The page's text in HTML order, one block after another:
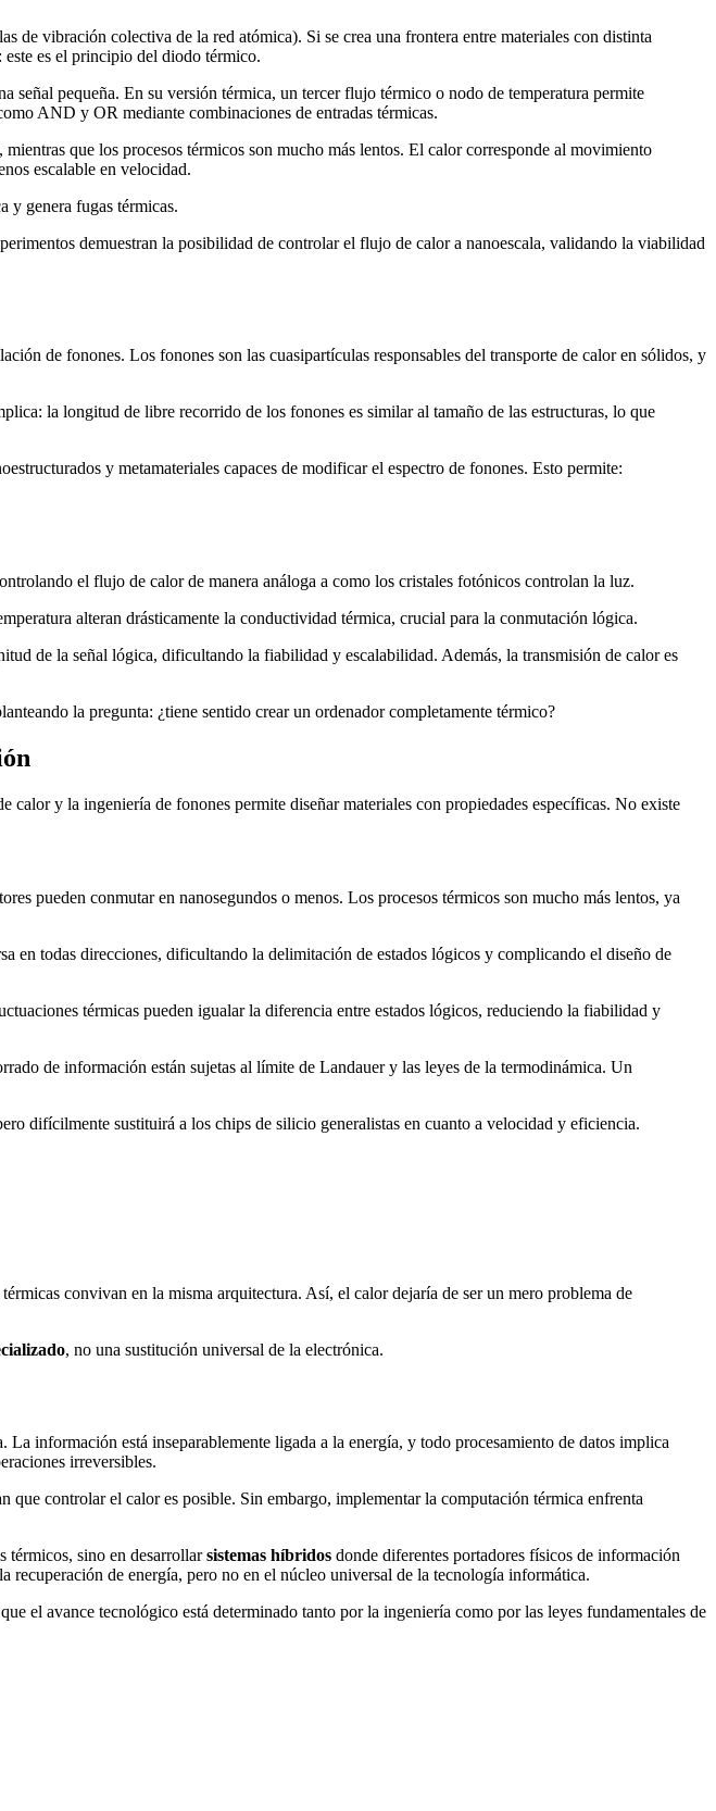
de vibración colectiva de la red atómica). Si se crea una frontera entre materiales con distinta
es el principio del diodo térmico.
señal pequeña. En su versión térmica, un tercer flujo térmico o nodo de temperatura permite
AND y OR mediante combinaciones de entradas térmicas.
que los procesos térmicos son mucho más lentos. El calor corresponde al movimiento
escalable en velocidad.
y genera fugas térmicas.
demuestran la posibilidad de controlar el flujo de calor a nanoescala, validando la viabilidad
de fonones. Los fonones son las cuasipartículas responsables del transporte de calor en sólidos, y
la longitud de libre recorrido de los fonones es similar al tamaño de las estructuras, lo que
y metamateriales capaces de modificar el espectro de fonones. Esto permite:
el flujo de calor de manera análoga a como los cristales fotónicos controlan la luz.
alteran drásticamente la conductividad térmica, crucial para la conmutación lógica.
de la señal lógica, dificultando la fiabilidad y escalabilidad. Además, la transmisión de calor es
la pregunta: ¿tiene sentido crear un ordenador completamente térmico?
calor y la ingeniería de fonones permite diseñar materiales con propiedades específicas. No existe
pueden conmutar en nanosegundos o menos. Los procesos térmicos son mucho más lentos, ya
en todas direcciones, dificultando la delimitación de estados lógicos y complicando el diseño de
térmicas pueden igualar la diferencia entre estados lógicos, reduciendo la fiabilidad y
de información están sujetas al límite de Landauer y las leyes de la termodinámica. Un
difícilmente sustituirá a los chips de silicio generalistas en cuanto a velocidad y eficiencia.
convivan en la misma arquitectura. Así, el calor dejaría de ser un mero problema de
, no una sustitución universal de la electrónica.
información está inseparablemente ligada a la energía, y todo procesamiento de datos implica
irreversibles.
que controlar el calor es posible. Sin embargo, implementar la computación térmica enfrenta
térmicos, sino en desarrollarsistemas híbridos donde diferentes portadores físicos de información
de energía, pero no en el núcleo universal de la tecnología informática.
el avance tecnológico está determinado tanto por la ingeniería como por las leyes fundamentales de